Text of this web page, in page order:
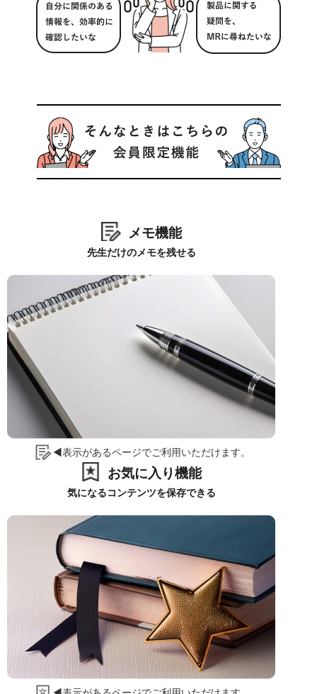
メモ機能
先生だけのメモを残せる
◀表示があるページでご利用いただけます。
お気に入り機能
気になるコンテンツを保存できる